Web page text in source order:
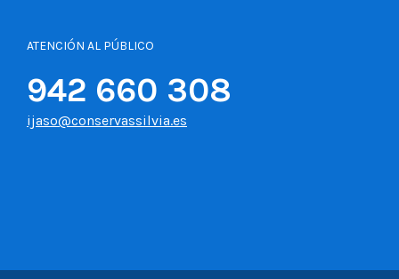
ATENCIÓN AL PÚBLICO
942 660 308
ijaso@conservassilvia.es